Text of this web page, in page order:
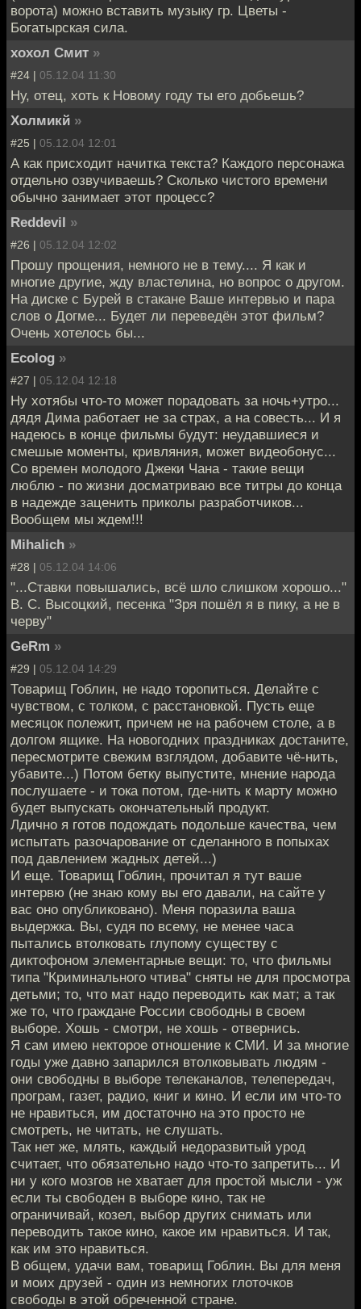
ворота) можно вставить музыку гр. Цветы -
Богатырская сила.
хохол Смит »
#24 | 05.12.04 11:30
Ну, отец, хоть к Новому году ты его добьешь?
Холмикй »
#25 | 05.12.04 12:01
А как присходит начитка текста? Каждого персонажа
отдельно озвучиваешь? Сколько чистого времени
обычно занимает этот процесс?
Reddevil »
#26 | 05.12.04 12:02
Прошу прощения, немного не в тему.... Я как и
многие другие, жду властелина, но вопрос о другом.
На диске с Бурей в стакане Ваше интервью и пара
слов о Догме... Будет ли переведён этот фильм?
Очень хотелось бы...
Ecolog »
#27 | 05.12.04 12:18
Ну хотябы что-то может порадовать за ночь+утро...
дядя Дима работает не за страх, а на совесть... И я
надеюсь в конце фильмы будут: неудавшиеся и
смешые моменты, кривляния, может видеобонус...
Со времен молодого Джеки Чана - такие вещи
люблю - по жизни досматриваю все титры до конца
в надежде заценить приколы разработчиков...
Вообщем мы ждем!!!
Mihalich »
#28 | 05.12.04 14:06
"...Ставки повышались, всё шло слишком хорошо..."
В. С. Высоцкий, песенка "Зря пошёл я в пику, а не в
черву"
GeRm »
#29 | 05.12.04 14:29
Товарищ Гоблин, не надо торопиться. Делайте с
чувством, с толком, с расстановкой. Пусть еще
месяцок полежит, причем не на рабочем столе, а в
долгом ящике. На новогодних праздниках достаните,
пересмотрите свежим взглядом, добавите чё-нить,
убавите...) Потом бетку выпустите, мнение народа
послушаете - и тока потом, где-нить к марту можно
будет выпускать окончательный продукт.
Лдично я готов подождать подольше качества, чем
испытать разочарование от сделанного в попыхах
под давлением жадных детей...)
И еще. Товарищ Гоблин, прочитал я тут ваше
интервю (не знаю кому вы его давали, на сайте у
вас оно опубликовано). Меня поразила ваша
выдержка. Вы, судя по всему, не менее часа
пытались втолковать глупому существу с
диктофоном элементарные вещи: то, что фильмы
типа "Криминального чтива" сняты не для просмотра
детьми; то, что мат надо переводить как мат; а так
же то, что граждане России свободны в своем
выборе. Хошь - смотри, не хошь - отвернись.
Я сам имею некторое отношение к СМИ. И за многие
годы уже давно запарился втолковывать людям -
они свободны в выборе телеканалов, телепередач,
програм, газет, радио, книг и кино. И если им что-то
не нравиться, им достаточно на это просто не
смотреть, не читать, не слушать.
Так нет же, млять, каждый недоразвитый урод
считает, что обязательно надо что-то запретить... И
ни у кого мозгов не хватает для простой мысли - уж
если ты свободен в выборе кино, так не
ограничивай, козел, выбор других снимать или
переводить такое кино, какое им нравиться. И так,
как им это нравиться.
В общем, удачи вам, товарищ Гоблин. Вы для меня
и моих друзей - один из немногих глоточков
свободы в этой обреченной стране.